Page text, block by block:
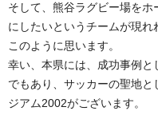
そして、熊谷ラグビー場を
にしたいというチームが現れ
このように思います。
幸い、本県には、成功事例と
でもあり、サッカーの聖地
ジアム2002がございます。